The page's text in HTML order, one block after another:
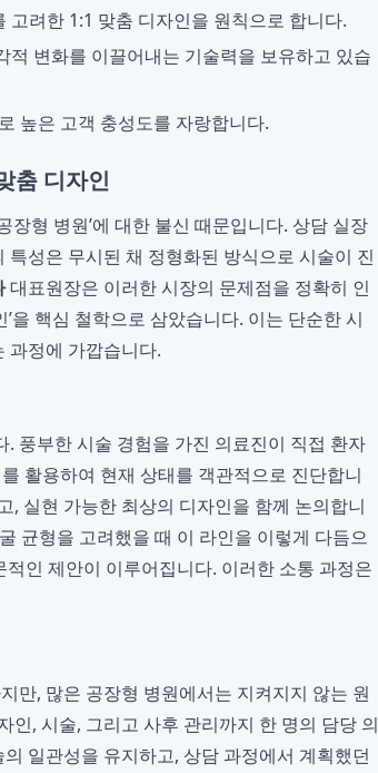
려한 1:1 맞춤 디자인을 원칙으로 합니다.
변화를 이끌어내는 기술력을 보유하고 있습
높은 고객 충성도를 자랑합니다.
춤 디자인
장형 병원’에 대한 불신 때문입니다. 상담 실장
성은 무시된 채 정형화된 방식으로 시술이 진
대표원장은 이러한 시장의 문제점을 정확히 인
을 핵심 철학으로 삼았습니다. 이는 단순한 시
과정에 가깝습니다.
풍부한 시술 경험을 가진 의료진이 직접 환자
활용하여 현재 상태를 객관적으로 진단합니
, 실현 가능한 최상의 디자인을 함께 논의합니
균형을 고려했을 때 이 라인을 이렇게 다듬으
인 제안이 이루어집니다. 이러한 소통 과정은
만, 많은 공장형 병원에서는 지켜지지 않는 원
인, 시술, 그리고 사후 관리까지 한 명의 담당 의
일관성을 유지하고, 상담 과정에서 계획했던